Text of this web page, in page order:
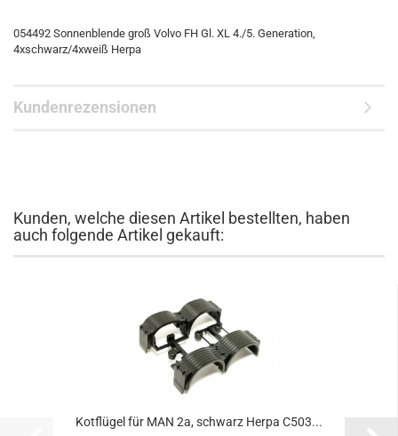
054492 Sonnenblende groß Volvo FH Gl. XL 4./5. Generation,
4xschwarz/4xweiß Herpa
Kundenrezensionen
Kunden, welche diesen Artikel bestellten, haben
auch folgende Artikel gekauft:
Kotflügel für MAN 2a, schwarz Herpa C503...